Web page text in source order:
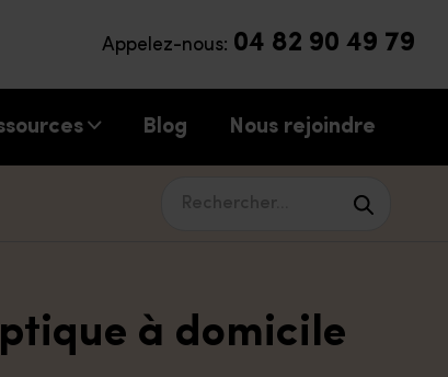
Appelez-nous: 04 82 90 49 79
Blog Nous rejoindre
à domicile